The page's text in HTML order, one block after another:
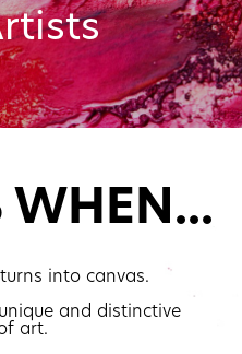
WHEN...
into canvas.
and distinctive
art.